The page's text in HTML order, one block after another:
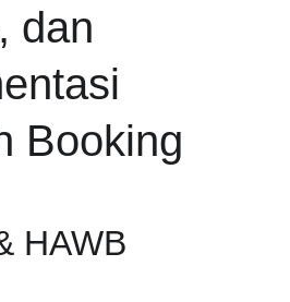
dan
Booking
HAWB